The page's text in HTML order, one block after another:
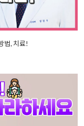
법, 치료!